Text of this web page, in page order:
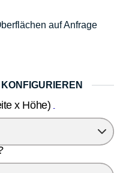
auf Anfrage
x Höhe)